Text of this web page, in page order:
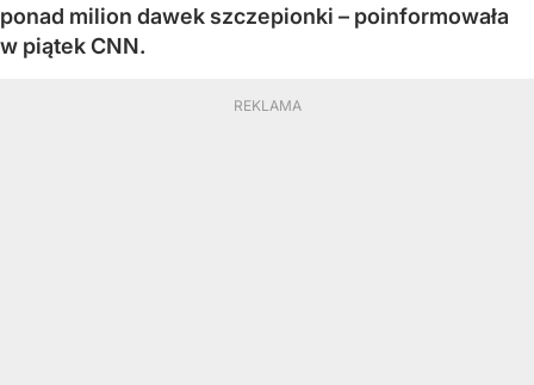
ponad milion dawek szczepionki – poinformowała
w piątek CNN.